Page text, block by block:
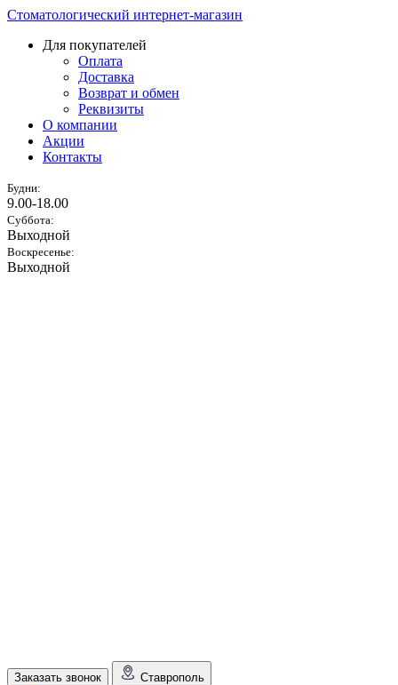
Стоматологический интернет-магазин
Для покупателей
Оплата
Доставка
Возврат и обмен
Реквизиты
О компании
Акции
Контакты
Будни:
9.00-18.00
Суббота:
Выходной
Воскресенье:
Выходной
Заказать звонок Ставрополь